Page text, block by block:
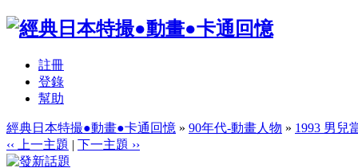
註冊
登錄
幫助
經典日本特撮●動畫●卡通回憶 » 90年代-動畫人物 » 1993 男兒
‹‹ 上一主題 | 下一主題 ››